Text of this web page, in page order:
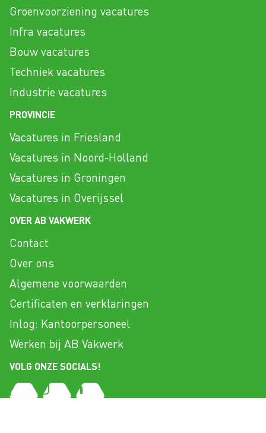
Groenvoorziening vacatures
Infra vacatures
Bouw vacatures
Techniek vacatures
Industrie vacatures
PROVINCIE
Vacatures in Friesland
Vacatures in Noord-Holland
Vacatures in Groningen
Vacatures in Overijssel
OVER AB VAKWERK
Contact
Over ons
Algemene voorwaarden
Certificaten en verklaringen
Inlog: Kantoorpersoneel
Werken bij AB Vakwerk
VOLG ONZE SOCIALS!